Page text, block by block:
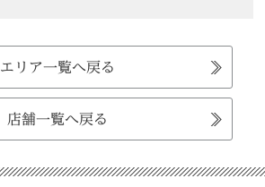
エリア一覧へ戻る
店舗一覧へ戻る